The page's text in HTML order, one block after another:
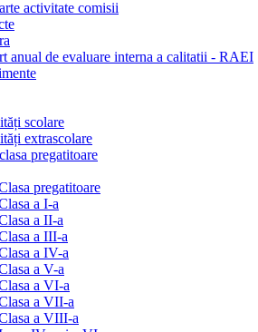
activitate comisii
anual de evaluare interna a calitatii - RAEI
scolare
extrascolare
pregatitoare
pregatitoare
a I-a
a II-a
a III-a
a IV-a
a V-a
a VI-a
a VII-a
a VIII-a